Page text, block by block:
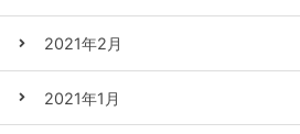
2021年2月
2021年1月